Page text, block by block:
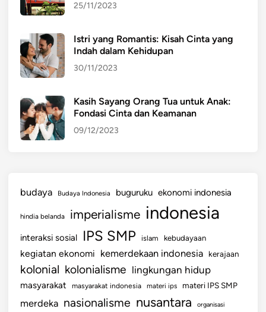
25/11/2023
Istri yang Romantis: Kisah Cinta yang
Indah dalam Kehidupan
30/11/2023
Kasih Sayang Orang Tua untuk Anak:
Fondasi Cinta dan Keamanan
09/12/2023
budaya Budaya Indonesia buguruku ekonomi indonesia
hindia belanda imperialisme indonesia
interaksi sosial IPS SMP islam kebudayaan
kegiatan ekonomi kemerdekaan indonesia kerajaan
kolonial kolonialisme lingkungan hidup
masyarakat masyarakat indonesia materi ips materi IPS SMP
merdeka nasionalisme nusantara organisasi